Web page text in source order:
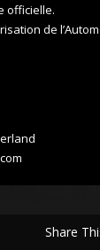
officielle.
de
Share